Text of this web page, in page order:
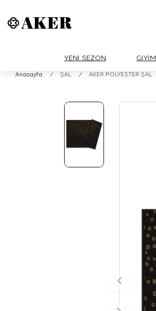
YENİ SEZON GİYİM
Anasayfa / ŞAL / AKER POLYESTER ŞAL